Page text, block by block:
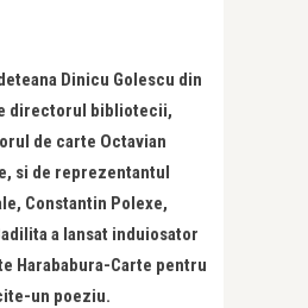
Dinicu Golescu din
directorul bibliotecii,
de carte Octavian
si de reprezentantul
Constantin Polexe,
a lansat induiosator
Harababura-Carte pentru
un poeziu.